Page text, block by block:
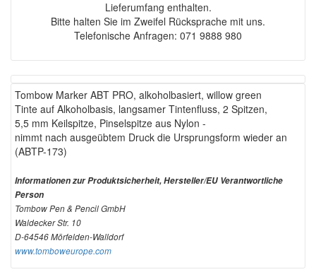
Lieferumfang enthalten.
Bitte halten Sie im Zweifel Rücksprache mit uns.
Telefonische Anfragen: 071 9888 980
Tombow Marker ABT PRO, alkoholbasiert, willow green
Tinte auf Alkoholbasis, langsamer Tintenfluss, 2 Spitzen,
5,5 mm Keilspitze, Pinselspitze aus Nylon -
nimmt nach ausgeübtem Druck die Ursprungsform wieder an
(ABTP-173)
Informationen zur Produktsicherheit, Hersteller/EU Verantwortliche
Person
Tombow Pen & Pencil GmbH
Waldecker Str. 10
D-64546 Mörfelden-Walldorf
www.tomboweurope.com